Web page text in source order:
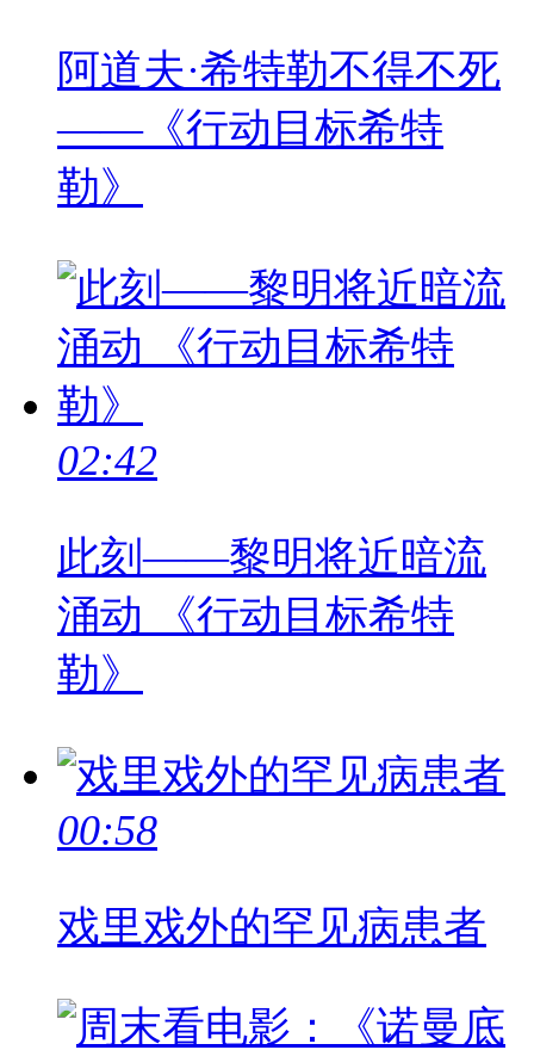
阿道夫·希特勒不得不死
——《行动目标希特
勒》
02:42
此刻——黎明将近暗流
涌动 《行动目标希特
勒》
00:58
戏里戏外的罕见病患者